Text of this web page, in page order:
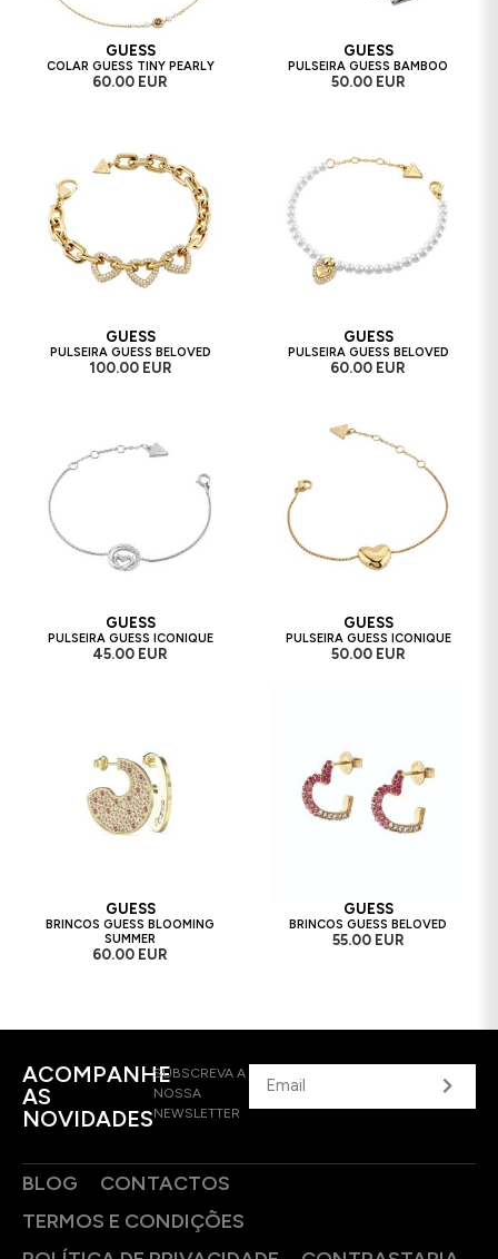
GUESS
COLAR GUESS TINY PEARLY
60.00 EUR
GUESS
PULSEIRA GUESS BAMBOO
50.00 EUR
GUESS
PULSEIRA GUESS BELOVED
100.00 EUR
GUESS
PULSEIRA GUESS BELOVED
60.00 EUR
GUESS
PULSEIRA GUESS ICONIQUE
45.00 EUR
GUESS
PULSEIRA GUESS ICONIQUE
50.00 EUR
GUESS
BRINCOS GUESS BLOOMING
SUMMER
60.00 EUR
GUESS
BRINCOS GUESS BELOVED
55.00 EUR
ACOMPANHE
AS
NOVIDADES
SUBSCREVA A
NOSSA
NEWSLETTER
BLOG
CONTACTOS
TERMOS E CONDIÇÕES